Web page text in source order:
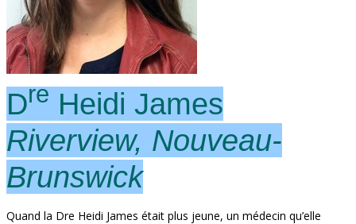
Dre Heidi James
Riverview, Nouveau-
Brunswick
Quand la Dre Heidi James était plus jeune, un médecin qu’elle